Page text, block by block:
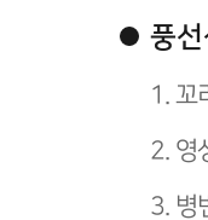
풍
1. 꼬
2. 영
3. 병